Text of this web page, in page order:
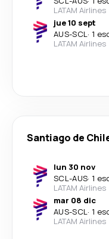
LATAM Airlines
jue 10 sept
AUS-SCL· 1
LATAM Airlines
Santiago de
lun 30 nov
SCL-AUS· 1
LATAM Airlines
mar 08 dic
AUS-SCL· 1
LATAM Airlines